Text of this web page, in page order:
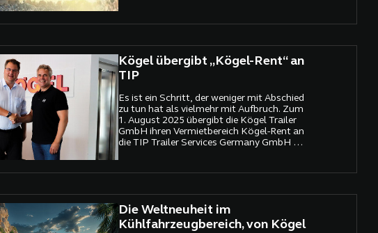
Kögel übergibt „Kögel-Rent“ an
TIP
Es ist ein Schritt, der weniger mit Abschied
zu tun hat als vielmehr mit Aufbruch. Zum
1. August 2025 übergibt die Kögel Trailer
GmbH ihren Vermietbereich Kögel-Rent an
die TIP Trailer Services Germany GmbH –
Wesentliche konzentrieren will, muss
Die Weltneuheit im
Kühlfahrzeugbereich, von Kögel